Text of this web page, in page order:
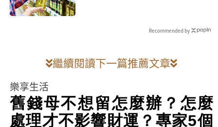
Recommended by
繼續閱讀下一篇推薦文章
樂享生活
舊錢母不想留怎麼辦？怎麼
處理才不影響財運？專家5個